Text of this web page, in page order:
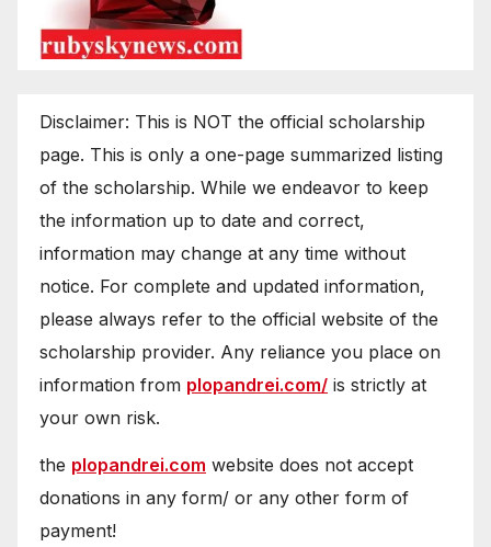
Disclaimer: This is NOT the official scholarship
page. This is only a one-page summarized listing
of the scholarship. While we endeavor to keep
the information up to date and correct,
information may change at any time without
notice. For complete and updated information,
please always refer to the official website of the
scholarship provider. Any reliance you place on
information from plopandrei.com/ is strictly at
your own risk.
the plopandrei.com website does not accept
donations in any form/ or any other form of
payment!